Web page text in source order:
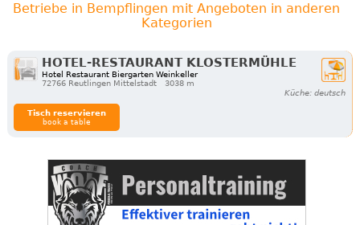
Betriebe in Bempflingen mit Angeboten in anderen
Kategorien
HOTEL-RESTAURANT KLOSTERMÜHLE
Hotel Restaurant Biergarten Weinkeller
72766 Reutlingen Mittelstadt
3038 m
Küche: deutsch
Tisch reservieren
book a table